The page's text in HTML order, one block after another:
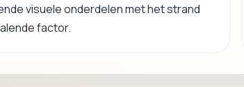
visuele onderdelen met het strand
factor.